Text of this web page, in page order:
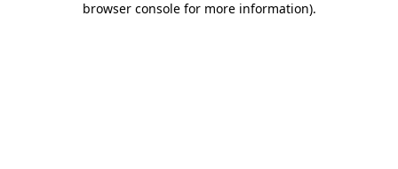
browser console for more information).